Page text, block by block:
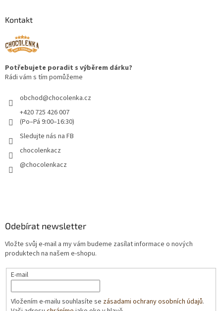
Kontakt
Potřebujete poradit s výběrem dárku?
Rádi vám s tím pomůžeme
obchod@chocolenka.cz
+420 725 426 007
(Po–Pá 9:00–16:30)
Sledujte nás na FB
chocolenkacz
@chocolenkacz
Odebírat newsletter
Vložte svůj e-mail a my vám budeme zasílat informace o nových
produktech na našem e-shopu.
E-mail
Vložením e-mailu souhlasíte se zásadami ochrany osobních údajů.